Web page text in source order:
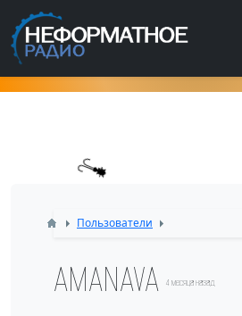
Как попасть в
Пользователи
AMANAVA 4 месяца назад